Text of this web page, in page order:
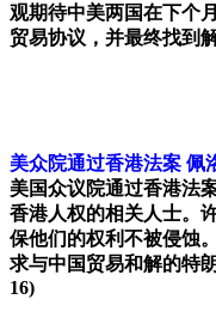
观期待中美两国在下个
贸易协议，并最终找到
美众院通过香港法案 佩
美国众议院通过香港法
香港人权的相关人士。
保他们的权利不被侵蚀
求与中国贸易和解的特
16)